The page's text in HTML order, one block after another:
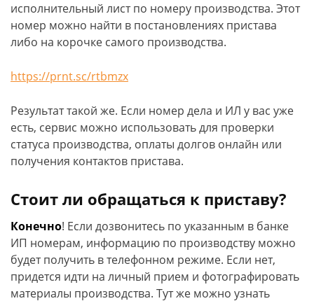
исполнительный лист по номеру производства. Этот
номер можно найти в постановлениях пристава
либо на корочке самого производства.
https://prnt.sc/rtbmzx
Результат такой же. Если номер дела и ИЛ у вас уже
есть, сервис можно использовать для проверки
статуса производства, оплаты долгов онлайн или
получения контактов пристава.
Стоит ли обращаться к приставу?
Конечно! Если дозвонитесь по указанным в банке
ИП номерам, информацию по производству можно
будет получить в телефонном режиме. Если нет,
придется идти на личный прием и фотографировать
материалы производства. Тут же можно узнать